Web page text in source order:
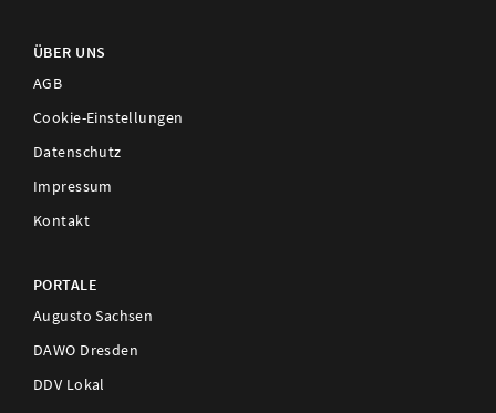
ÜBER UNS
AGB
Cookie-Einstellungen
Datenschutz
Impressum
Kontakt
PORTALE
Augusto Sachsen
DAWO Dresden
DDV Lokal